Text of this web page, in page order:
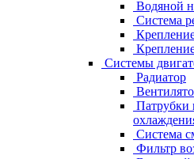
Водяной
Система
Системы
Радиатор
Патрубки
Система
Фильтр